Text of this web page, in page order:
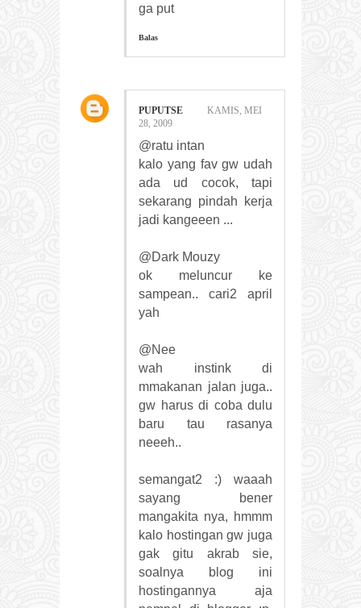
ga put
Balas
PUPUTSE
KAMIS, MEI
28, 2009
@ratu intan
kalo yang fav gw udah
ada ud cocok, tapi
sekarang pindah kerja
jadi kangeeen ...
@Dark Mouzy
ok meluncur ke
sampean.. cari2 april
yah
@Nee
wah instink di
mmakanan jalan juga..
gw harus di coba dulu
baru tau rasanya
neeeh..
semangat2 :) waaah
sayang bener
mangakita nya, hmmm
kalo hostingan gw juga
gak gitu akrab sie,
soalnya blog ini
hostingannya aja